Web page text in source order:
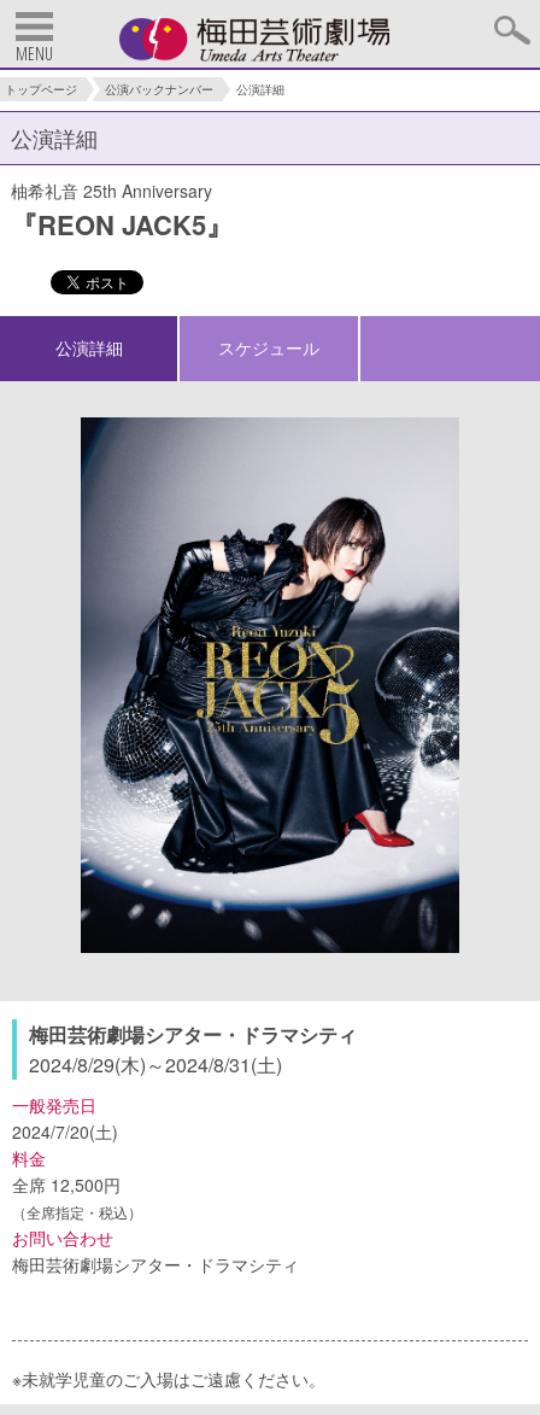
MENU
トップページ 公演バックナンバー 公演詳細
公演詳細
柚希礼音 25th Anniversary
『REON JACK5』
公演詳細 スケジュール
梅田芸術劇場シアター・ドラマシティ
2024/8/29(木)～2024/8/31(土)
一般発売日
2024/7/20(土)
料金
全席 12,500円
（全席指定・税込）
お問い合わせ
梅田芸術劇場シアター・ドラマシティ
※未就学児童のご入場はご遠慮ください。